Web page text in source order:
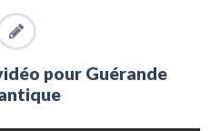
pour Guérande